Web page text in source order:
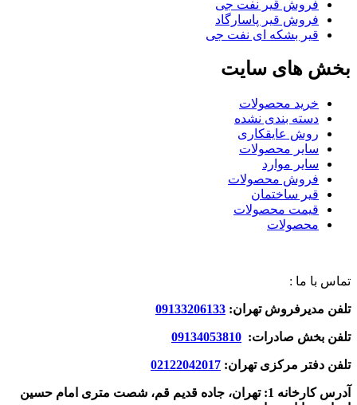
فروش قیر نفت جی
فروش قیر پاسارگاد
قیر بشکه ای نفت جی
بخش های سایت
خرید محصولات
دسته بندی نشده
روش عایقکاری
سایر محصولات
سایر موارد
فروش محصولات
قیر ساختمان
قیمت محصولات
محصولات
تماس با ما :
تلفن مدیرفروش تهران: 09133206133
تلفن بخش صادرات: 09134053810
تلفن دفتر مرکزی تهران: 02122042017
آدرس کارخانه 1: تهران، جاده قدیم قم، شصت متری امام حسین